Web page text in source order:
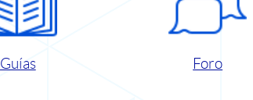
Guías Foro